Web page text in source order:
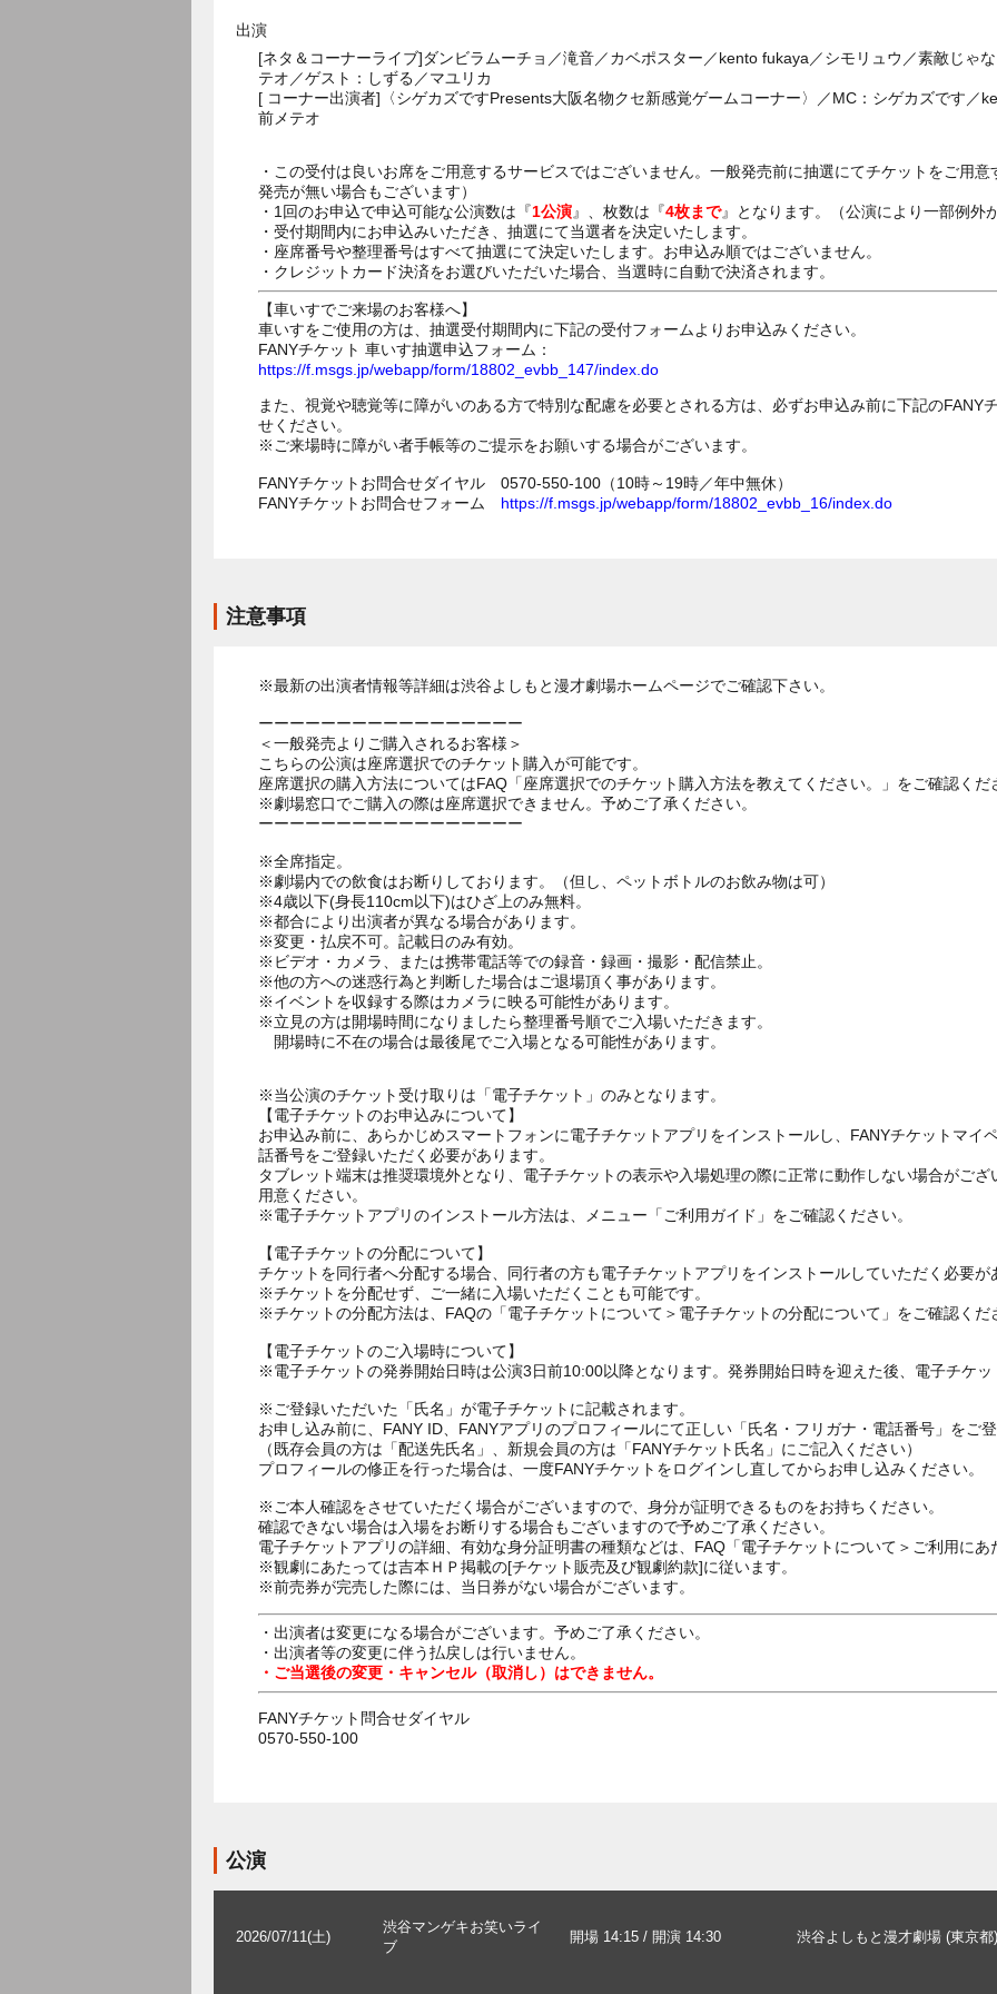
出演
[ネタ＆コーナーライブ]ダンビラムーチョ／滝音／カベポスター／kento fukaya／シモリュウ／素敵じゃ
テオ／ゲスト：しずる／マユリカ
[ コーナー出演者]〈シゲカズですPresents大阪名物クセ新感覚ゲームコーナー〉／MC：シゲカズです／
前メテオ
・この受付は良いお席をご用意するサービスではございません。一般発売前に抽選にてチケットをご用
発売が無い場合もございます）
・1回のお申込で申込可能な公演数は『1公演』、枚数は『4枚まで』となります。（公演により一部例外
・受付期間内にお申込みいただき、抽選にて当選者を決定いたします。
・座席番号や整理番号はすべて抽選にて決定いたします。お申込み順ではございません。
・クレジットカード決済をお選びいただいた場合、当選時に自動で決済されます。
【車いすでご来場のお客様へ】
車いすをご使用の方は、抽選受付期間内に下記の受付フォームよりお申込みください。
FANYチケット 車いす抽選申込フォーム：
https://f.msgs.jp/webapp/form/18802_evbb_147/index.do
また、視覚や聴覚等に障がいのある方で特別な配慮を必要とされる方は、必ずお申込み前に下記のFANY
せください。
※ご来場時に障がい者手帳等のご提示をお願いする場合がございます。
FANYチケットお問合せダイヤル 0570-550-100（10時～19時／年中無休）
FANYチケットお問合せフォーム https://f.msgs.jp/webapp/form/18802_evbb_16/index.do
注意事項
※最新の出演者情報等詳細は渋谷よしもと漫才劇場ホームページでご確認下さい。
ーーーーーーーーーーーーーーーーー
＜一般発売よりご購入されるお客様＞
こちらの公演は座席選択でのチケット購入が可能です。
座席選択の購入方法についてはFAQ「座席選択でのチケット購入方法を教えてください。」をご確認くだ
※劇場窓口でご購入の際は座席選択できません。予めご了承ください。
ーーーーーーーーーーーーーーーーー
※全席指定。
※劇場内での飲食はお断りしております。（但し、ペットボトルのお飲み物は可）
※4歳以下(身長110cm以下)はひざ上のみ無料。
※都合により出演者が異なる場合があります。
※変更・払戻不可。記載日のみ有効。
※ビデオ・カメラ、または携帯電話等での録音・録画・撮影・配信禁止。
※他の方への迷惑行為と判断した場合はご退場頂く事があります。
※イベントを収録する際はカメラに映る可能性があります。
※立見の方は開場時間になりましたら整理番号順でご入場いただきます。
開場時に不在の場合は最後尾でご入場となる可能性があります。
※当公演のチケット受け取りは「電子チケット」のみとなります。
【電子チケットのお申込みについて】
お申込み前に、あらかじめスマートフォンに電子チケットアプリをインストールし、FANYチケットマイ
話番号をご登録いただく必要があります。
タブレット端末は推奨環境外となり、電子チケットの表示や入場処理の際に正常に動作しない場合がご
用意ください。
※電子チケットアプリのインストール方法は、メニュー「ご利用ガイド」をご確認ください。
【電子チケットの分配について】
チケットを同行者へ分配する場合、同行者の方も電子チケットアプリをインストールしていただく必要が
※チケットを分配せず、ご一緒に入場いただくことも可能です。
※チケットの分配方法は、FAQの「電子チケットについて＞電子チケットの分配について」をご確認くだ
【電子チケットのご入場時について】
※電子チケットの発券開始日時は公演3日前10:00以降となります。発券開始日時を迎えた後、電子チケ
※ご登録いただいた「氏名」が電子チケットに記載されます。
お申し込み前に、FANY ID、FANYアプリのプロフィールにて正しい「氏名・フリガナ・電話番号」をご
（既存会員の方は「配送先氏名」、新規会員の方は「FANYチケット氏名」にご記入ください）
プロフィールの修正を行った場合は、一度FANYチケットをログインし直してからお申し込みください
※ご本人確認をさせていただく場合がございますので、身分が証明できるものをお持ちください。
確認できない場合は入場をお断りする場合もございますので予めご了承ください。
電子チケットアプリの詳細、有効な身分証明書の種類などは、FAQ「電子チケットについて＞ご利用に
※観劇にあたっては吉本ＨＰ掲載の[チケット販売及び観劇約款]に従います。
※前売券が完売した際には、当日券がない場合がございます。
・出演者は変更になる場合がございます。予めご了承ください。
・出演者等の変更に伴う払戻しは行いません。
・ご当選後の変更・キャンセル（取消し）はできません。
FANYチケット問合せダイヤル
0570-550-100
公演
2026/07/11(土)
渋谷マンゲキお笑いライ
ブ
開場 14:15 / 開演 14:30 渋谷よしもと漫才劇場 (東京都